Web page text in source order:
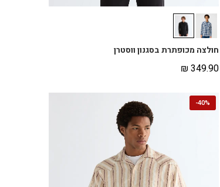
חולצה מכופתרת בסגנון ווסטרן
₪ 349.90
40%
-